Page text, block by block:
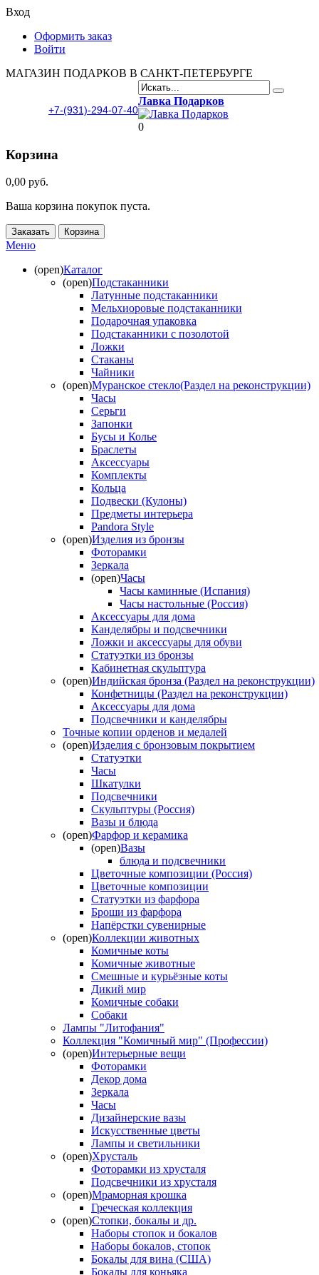
Вход
Оформить заказ
Войти
МАГАЗИН ПОДАРКОВ В САНКТ-ПЕТЕРБУРГЕ
+7-(931)-294-07-40
Лавка Подарков
0
Корзина
0,00 руб.
Ваша корзина покупок пуста.
Заказать Корзина
Меню
(open)Каталог
(open)Подстаканники
Латунные подстаканники
Мельхиоровые подстаканники
Подарочная упаковка
Подстаканники с позолотой
Ложки
Стаканы
Чайники
(open)Муранское стекло(Раздел на реконструкции)
Часы
Серьги
Запонки
Бусы и Колье
Браслеты
Аксессуары
Комплекты
Кольца
Подвески (Кулоны)
Предметы интерьера
Pandora Style
(open)Изделия из бронзы
Фоторамки
Зеркала
(open)Часы
Часы каминные (Испания)
Часы настольные (Россия)
Аксессуары для дома
Канделябры и подсвечники
Ложки и аксессуары для обуви
Статуэтки из бронзы
Кабинетная скульптура
(open)Индийская бронза (Раздел на реконструкции)
Конфетницы (Раздел на реконструкции)
Аксессуары для дома
Подсвечники и канделябры
Точные копии орденов и медалей
(open)Изделия с бронзовым покрытием
Статуэтки
Часы
Шкатулки
Подсвечники
Скульптуры (Россия)
Вазы и блюда
(open)Фарфор и керамика
(open)Вазы
блюда и подсвечники
Цветочные композиции (Россия)
Цветочные композиции
Статуэтки из фарфора
Броши из фарфора
Напёрстки сувенирные
(open)Коллекции животных
Комичные коты
Комичные животные
Смешные и курьёзные коты
Дикий мир
Комичные собаки
Собаки
Лампы "Литофания"
Коллекция "Комичный мир" (Профессии)
(open)Интерьерные вещи
Фоторамки
Декор дома
Зеркала
Часы
Дизайнерские вазы
Искусственные цветы
Лампы и светильники
(open)Хрусталь
Фоторамки из хрусталя
Подсвечники из хрусталя
(open)Мраморная крошка
Греческая коллекция
(open)Стопки, бокалы и др.
Наборы стопок и бокалов
Наборы бокалов, стопок
Бокалы для вина (США)
Бокалы для коньяка